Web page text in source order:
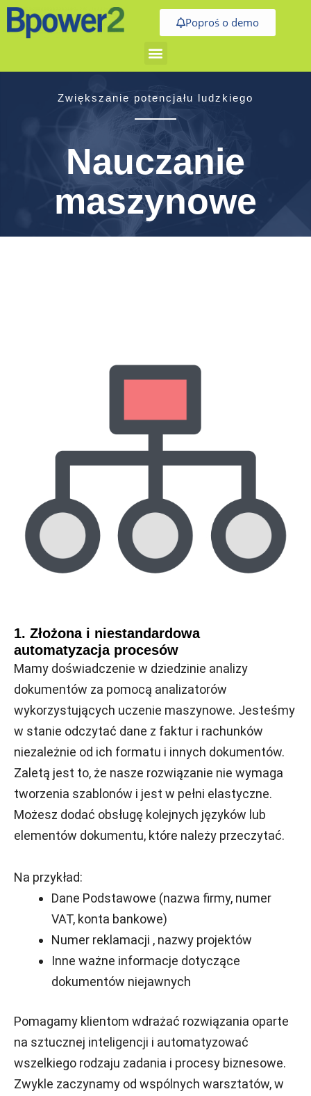
Skip
content
Poproś o demo
Zwiększanie potencjału ludzkiego
Nauczanie
maszynowe
1. Złożona i niestandardowa
automatyzacja procesów
Mamy doświadczenie w dziedzinie analizy
dokumentów za pomocą analizatorów
wykorzystujących uczenie maszynowe. Jesteśmy
w stanie odczytać dane z faktur i rachunków
niezależnie od ich formatu i innych dokumentów.
Zaletą jest to, że nasze rozwiązanie nie wymaga
tworzenia szablonów i jest w pełni elastyczne.
Możesz dodać obsługę kolejnych języków lub
elementów dokumentu, które należy przeczytać.
Na przykład:
Dane Podstawowe (nazwa firmy, numer
VAT, konta bankowe)
Numer reklamacji , nazwy projektów
Inne ważne informacje dotyczące
dokumentów niejawnych
Pomagamy klientom wdrażać rozwiązania oparte
na sztucznej inteligencji i automatyzować
wszelkiego rodzaju zadania i procesy biznesowe.
Zwykle zaczynamy od wspólnych warsztatów, w